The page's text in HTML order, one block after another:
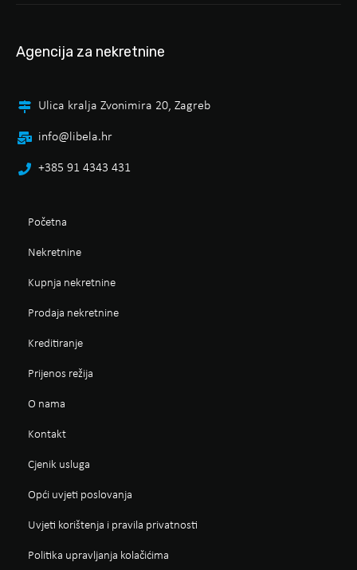
Agencija za nekretnine
Ulica kralja Zvonimira 20, Zagreb
info@libela.hr
+385 91 4343 431
Početna
Nekretnine
Kupnja nekretnine
Prodaja nekretnine
Kreditiranje
Prijenos režija
O nama
Kontakt
Cjenik usluga
Opći uvjeti poslovanja
Uvjeti korištenja i pravila privatnosti
Politika upravljanja kolačićima